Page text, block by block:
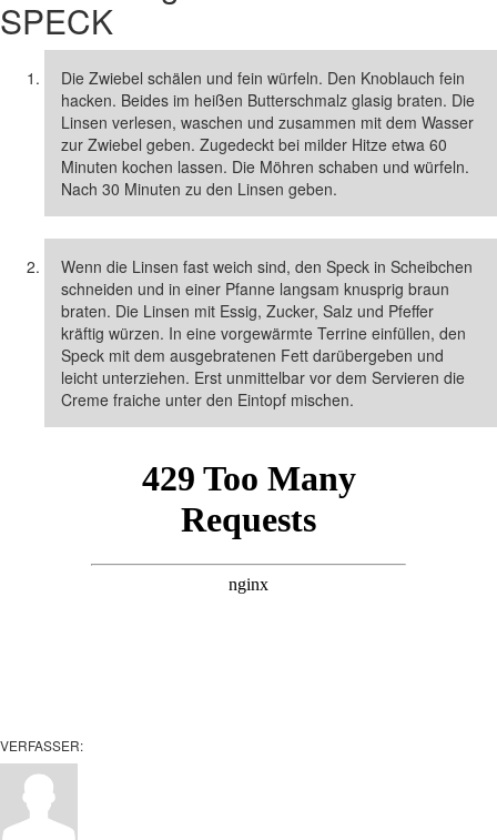
SPECK
Die Zwiebel schälen und fein würfeln. Den Knoblauch fein
hacken. Beides im heißen Butterschmalz glasig braten. Die
Linsen verlesen, waschen und zusammen mit dem Wasser
zur Zwiebel geben. Zugedeckt bei milder Hitze etwa 60
Minuten kochen lassen. Die Möhren schaben und würfeln.
Nach 30 Minuten zu den Linsen geben.
Wenn die Linsen fast weich sind, den Speck in Scheibchen
schneiden und in einer Pfanne langsam knusprig braun
braten. Die Linsen mit Essig, Zucker, Salz und Pfeffer
kräftig würzen. In eine vorgewärmte Terrine einfüllen, den
Speck mit dem ausgebratenen Fett darübergeben und
leicht unterziehen. Erst unmittelbar vor dem Servieren die
Creme fraiche unter den Eintopf mischen.
VERFASSER: